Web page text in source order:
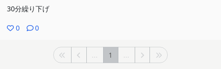
30分繰り下げ
0 0
... 1 ...